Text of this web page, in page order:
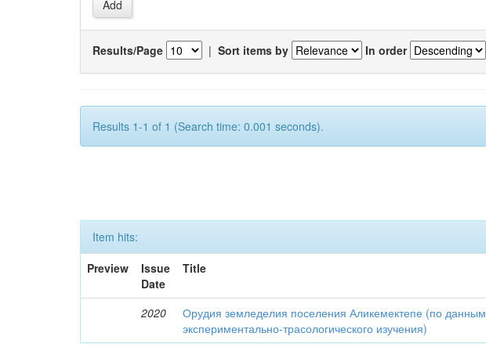
Results/Page | Sort items by In order
Results 1-1 of 1 (Search time: 0.001 seconds).
Item hits:
Preview
Issue
Date
Title
2020
Орудия земледелия поселения Аликемектепе (по данным
экспериментально-трасологического изучения)